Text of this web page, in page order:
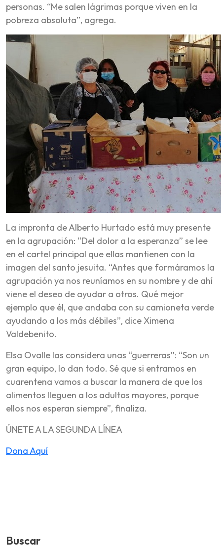
personas. “Me salen lágrimas porque viven en la
pobreza absoluta”, agrega.
La impronta de Alberto Hurtado está muy presente
en la agrupación: “Del dolor a la esperanza” se lee
en el cartel principal que ellas mantienen con la
imagen del santo jesuita. “Antes que formáramos la
agrupación ya nos reuníamos en su nombre y de ahí
viene el deseo de ayudar a otros. Qué mejor
ejemplo que él, que andaba con su camioneta verde
ayudando a los más débiles”, dice Ximena
Valdebenito.
Elsa Ovalle las considera unas “guerreras”: “Son un
gran equipo, lo dan todo. Sé que si entramos en
cuarentena vamos a buscar la manera de que los
alimentos lleguen a los adultos mayores, porque
ellos nos esperan siempre”, finaliza.
ÚNETE A LA SEGUNDA LÍNEA
Dona Aquí
Buscar